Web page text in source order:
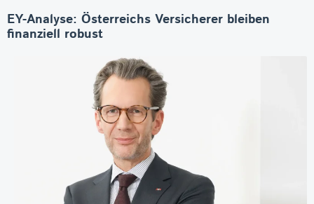
EY-Analyse: Österreichs Versicherer bleiben
finanziell robust